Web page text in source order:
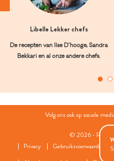
Libelle Lekker chefs
De recepten van Ilse D’hooge, Sandra
Bekkari en al onze andere chefs.
Volg ons ook op sociale
© 2026 -
Privacy
Gebruiksvoorwaarden